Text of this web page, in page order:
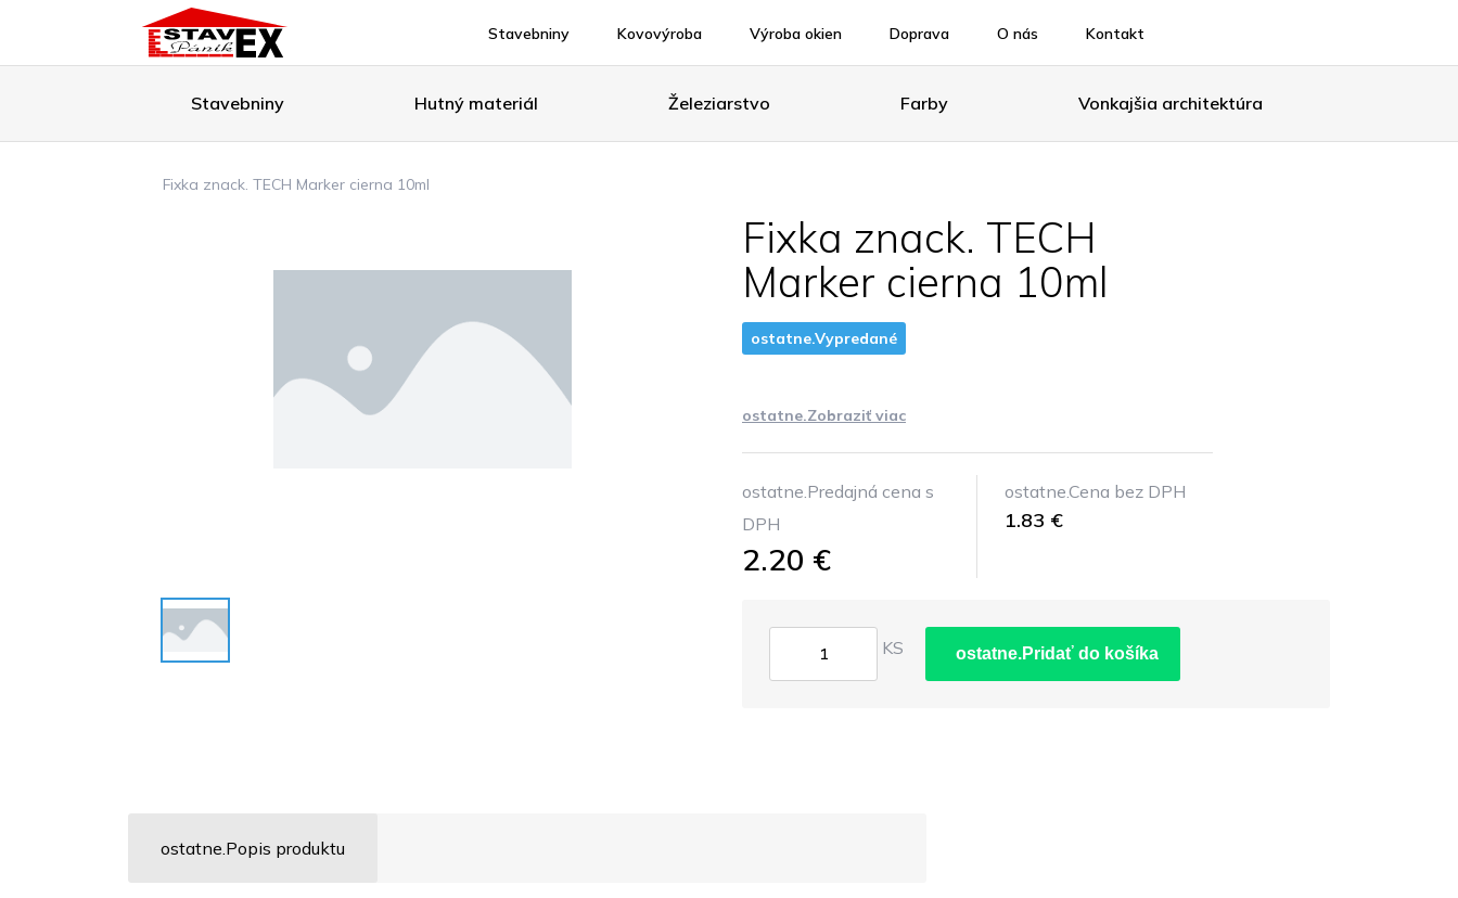
Stavebniny Kovovýroba Výroba okien Doprava O nás Kontakt
Stavebniny Hutný materiál Železiarstvo Farby Vonkajšia architektúra
Fixka znack. TECH Marker cierna 10ml
Fixka znack. TECH
Marker cierna 10ml
ostatne.Vypredané
ostatne.Zobraziť viac
ostatne.Predajná cena s
DPH
2.20 €
ostatne.Cena bez DPH
1.83 €
KS ostatne.Pridať do košíka
ostatne.Popis produktu